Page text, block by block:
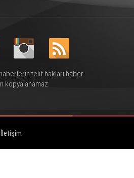
telif hakları haber
kopyalanamaz.
İletişim